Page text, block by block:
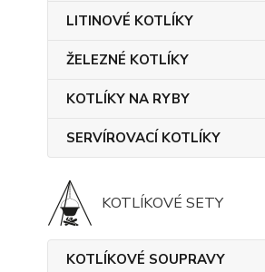
LITINOVÉ KOTLÍKY
ŽELEZNÉ KOTLÍKY
KOTLÍKY NA RYBY
SERVÍROVACÍ KOTLÍKY
KOTLÍKOVÉ SETY
KOTLÍKOVÉ SOUPRAVY